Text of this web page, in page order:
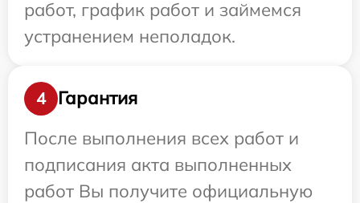
работ, график работ и займемся
устранением неполадок.
4
Гарантия
После выполнения всех работ и
подписания акта выполненных
работ Вы получите официальную